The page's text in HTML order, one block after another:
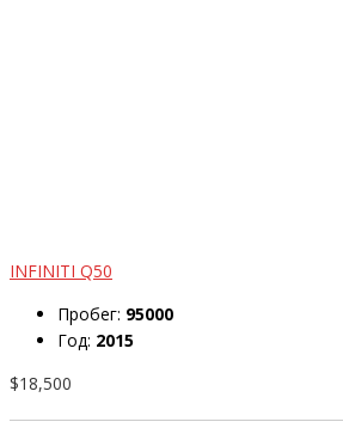
INFINITI Q50
Пробег: 95000
Год: 2015
$18,500